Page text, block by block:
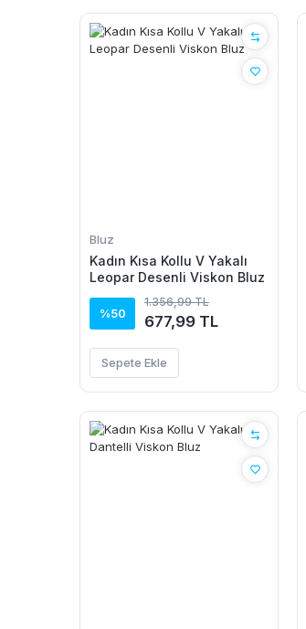
Bluz
Kadın Kısa Kollu V Yakalı
Leopar Desenli Viskon Bluz
%50
1.356,99 TL
677,99 TL
Sepete Ekle